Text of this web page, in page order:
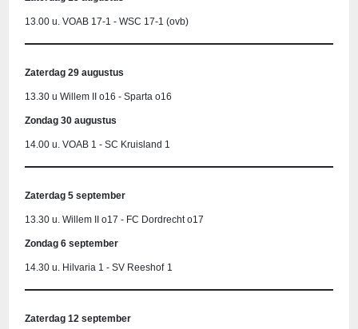
13.00 u. VOAB 17-1 - WSC 17-1 (ovb)
Zaterdag 29 augustus
13.30 u Willem II o16 - Sparta o16
Zondag 30 augustus
14.00 u. VOAB 1 - SC Kruisland 1
Zaterdag 5 september
13.30 u. Willem II o17 - FC Dordrecht o17
Zondag 6 september
14.30 u. Hilvaria 1 - SV Reeshof 1
Zaterdag 12 september